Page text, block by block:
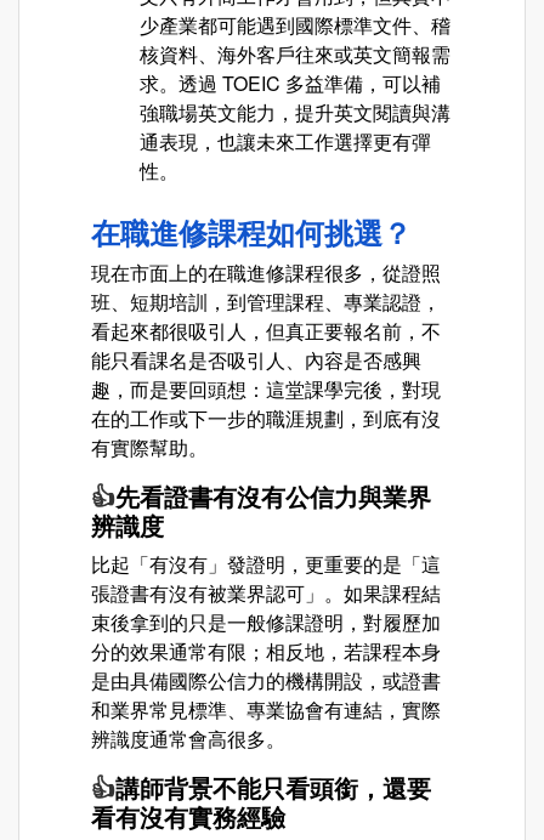
少產業都可能遇到國際標準文件、稽
核資料、海外客戶往來或英文簡報需
求。透過 TOEIC 多益準備，可以補
強職場英文能力，提升英文閱讀與溝
通表現，也讓未來工作選擇更有彈
性。
在職進修課程如何挑選？
現在市面上的在職進修課程很多，從證照
班、短期培訓，到管理課程、專業認證，
看起來都很吸引人，但真正要報名前，不
能只看課名是否吸引人、內容是否感興
趣，而是要回頭想：這堂課學完後，對現
在的工作或下一步的職涯規劃，到底有沒
有實際幫助。
👍先看證書有沒有公信力與業界
辨識度
比起「有沒有」發證明，更重要的是「這
張證書有沒有被業界認可」。如果課程結
束後拿到的只是一般修課證明，對履歷加
分的效果通常有限；相反地，若課程本身
是由具備國際公信力的機構開設，或證書
和業界常見標準、專業協會有連結，實際
辨識度通常會高很多。
👍講師背景不能只看頭銜，還要
看有沒有實務經驗